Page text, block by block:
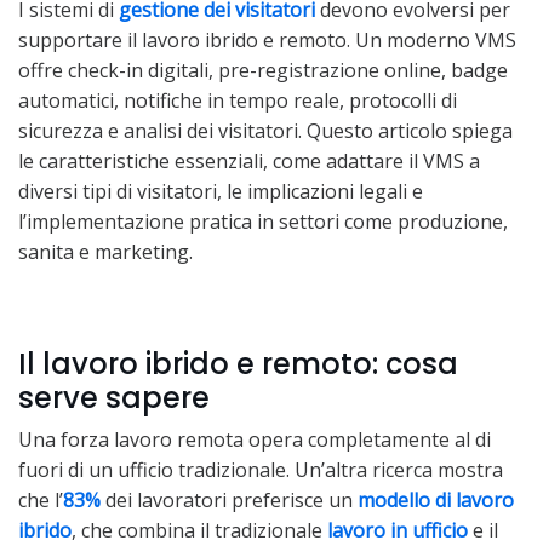
I sistemi di gestione dei visitatoridevono evolversi per
supportare il lavoro ibrido e remoto. Un moderno VMS
offre check-in digitali, pre-registrazione online, badge
automatici, notifiche in tempo reale, protocolli di
sicurezza e analisi dei visitatori. Questo articolo spiega
le caratteristiche essenziali, come adattare il VMS a
diversi tipi di visitatori, le implicazioni legali e
l’implementazione pratica in settori come produzione,
sanita e marketing.
Il lavoro ibrido e remoto: cosa
serve sapere
Una forza lavoro remota opera completamente al di
fuori di un ufficio tradizionale. Un’altra ricerca mostra
che l’83%dei lavoratori preferisce un modello di lavoro
ibrido, che combina il tradizionale lavoro in ufficioe il